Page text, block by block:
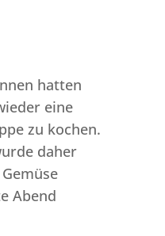
hatten
eine
zu kochen.
daher
Abend